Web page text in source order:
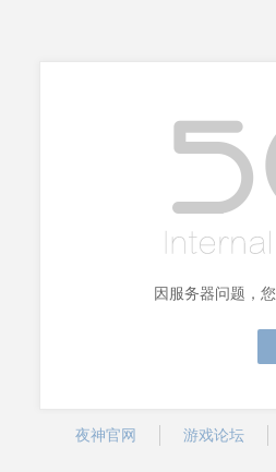
因服务器问题，
夜神官网 游戏论坛